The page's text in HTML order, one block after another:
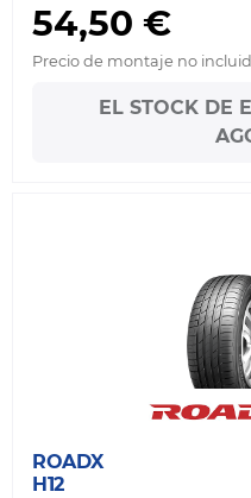
54,50 €
Precio de montaje no
EL STOCK DE
ROADX
H12